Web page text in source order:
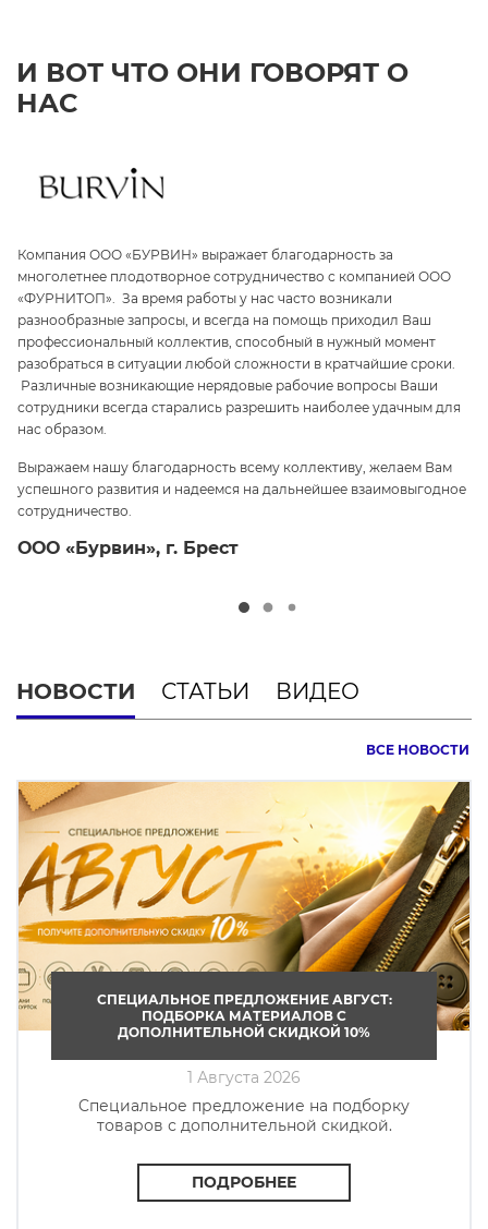
И ВОТ ЧТО ОНИ ГОВОРЯТ О
НАС
Компания ООО «БУРВИН» выражает благодарность за
многолетнее плодотворное сотрудничество с компанией ООО
«ФУРНИТОП». За время работы у нас часто возникали
разнообразные запросы, и всегда на помощь приходил Ваш
профессиональный коллектив, способный в нужный момент
разобраться в ситуации любой сложности в кратчайшие сроки.
Различные возникающие нерядовые рабочие вопросы Ваши
сотрудники всегда старались разрешить наиболее удачным для
нас образом.
Выражаем нашу благодарность всему коллективу, желаем Вам
успешного развития и надеемся на дальнейшее взаимовыгодное
сотрудничество.
ООО «Бурвин», г. Брест
НОВОСТИ СТАТЬИ ВИДЕО
СПЕЦИАЛЬНОЕ ПРЕДЛОЖЕНИЕ АВГУСТ:
ПОДБОРКА МАТЕРИАЛОВ С
ДОПОЛНИТЕЛЬНОЙ СКИДКОЙ 10%
1 Августа 2026
Cпециальное предложение на подборку
товаров с дополнительной скидкой.
ПОДРОБНЕЕ
ВСЕ НОВОСТИ